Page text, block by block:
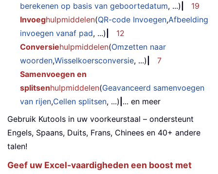
berekenen op basis van geboortedatum, ...)
19
Invoeghulpmiddelen(QR-code Invoegen,Afbeelding
invoegen vanaf pad, ...)
12
Conversiehulpmiddelen(Omzetten naar
woorden,Wisselkoersconversie, ...)
7
Samenvoegen en
splitsenhulpmiddelen(Geavanceerd samenvoegen
van rijen,Cellen splitsen, ...) ... en meer
Gebruik Kutools in uw voorkeurstaal – ondersteunt
Engels, Spaans, Duits, Frans, Chinees en 40+ andere
talen!
Geef uw Excel-vaardigheden een boost met